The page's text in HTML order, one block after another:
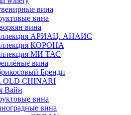
вина
вина
вина
АРИАЦ. АНАИС
КОРОНА
МИ ТАС
вина
Бренди
OLD CHINARI
Вайн
вина
вина